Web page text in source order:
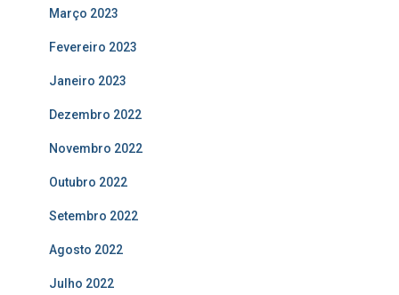
Março 2023
Fevereiro 2023
Janeiro 2023
Dezembro 2022
Novembro 2022
Outubro 2022
Setembro 2022
Agosto 2022
Julho 2022